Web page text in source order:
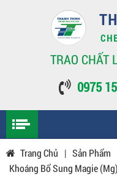
TRAO CHẤT
0975
Trang Chủ | Sản Phẩm
Khoáng Bổ Sung Magie (Mg)